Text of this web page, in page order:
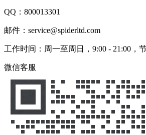
QQ： 800013301
邮件：service@spiderltd.com
工作时间：周一至周日，9:00 - 21:00，
微信客服